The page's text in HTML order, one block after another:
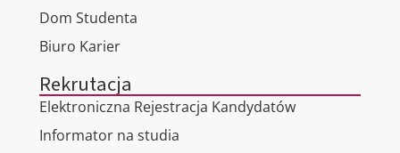
Dom Studenta
Biuro Karier
Rekrutacja
Elektroniczna Rejestracja Kandydatów
Informator na studia